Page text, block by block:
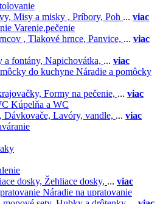
Misy a misky , Príbory, Poh ... viac
Varenie,pečenie
, Tlakové hrnce, Panvice, ... viac
a fontány, Napichovátka, ... viac
Náradie a pomôcky
Formy na pečenie, ... viac
Kúpelňa a WC
Dávkovače, Lavóry, vandle, ... viac
dosky, Žehliace dosky, ... viac
Náradie na upratovanie